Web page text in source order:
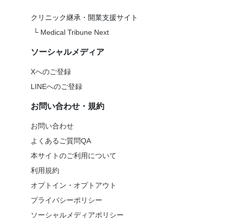
クリニック継承・開業支援サイト
└ Medical Tribune Next
ソーシャルメディア
Xへのご登録
LINEへのご登録
お問い合わせ・規約
お問い合わせ
よくあるご質問QA
本サイトのご利用について
利用規約
オプトイン・オプトアウト
プライバシーポリシー
ソーシャルメディアポリシー